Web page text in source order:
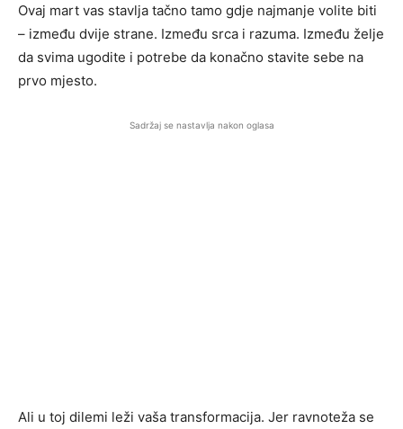
Ovaj mart vas stavlja tačno tamo gdje najmanje volite biti
– između dvije strane. Između srca i razuma. Između želje
da svima ugodite i potrebe da konačno stavite sebe na
prvo mjesto.
Sadržaj se nastavlja nakon oglasa
Ali u toj dilemi leži vaša transformacija. Jer ravnoteža se